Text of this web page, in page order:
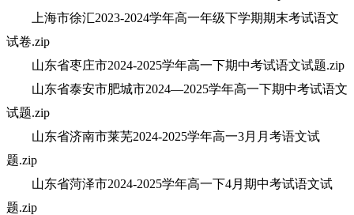
上海市徐汇2023-2024学年高一年级下学期期末考试语文
试卷.zip
山东省枣庄市2024-2025学年高一下期中考试语文试题.zip
山东省泰安市肥城市2024—2025学年高一下期中考试语文
试题.zip
山东省济南市莱芜2024-2025学年高一3月月考语文试
题.zip
山东省菏泽市2024-2025学年高一下4月期中考试语文试
题.zip